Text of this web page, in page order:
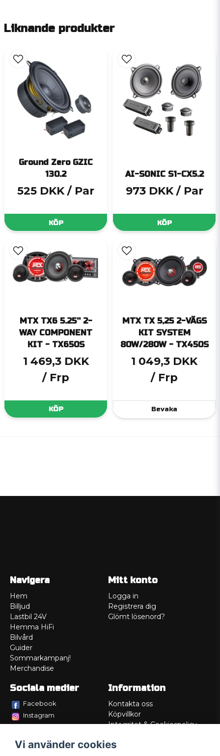
Liknande produkter
Ground Zero GZIC
130.2
525 DKK / Par
KÖP
AI-SONIC S1-CX5.2
973 DKK / Par
KÖP
MTX TX6 5.25'' 2-
WAY COMPONENT
KIT - TX650S
1 469,3 DKK
/ Frp
KÖP
MTX TX 5,25 2-VÄGS
KIT SYSTEM
80W/280W - TX450S
1 049,3 DKK
/ Frp
Bevaka
Navigera
Hem
Billjud
Lastbil 24V
Hemma HiFi
Bilvård
Guider
Sommarkampanj!
Merchandise
Mitt konto
Logga in
Registrera dig
Glömt lösenord?
Sociala medier
Facebook
Instagram
Information
Kontakta oss
Köpvillkor
Integritet & Cookiespolicy
Service/Garanti
Vi använder cookies